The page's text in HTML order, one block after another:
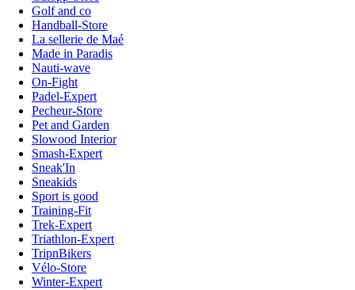
Golf and co
Handball-Store
La sellerie de Maé
Made in Paradis
Nauti-wave
On-Fight
Padel-Expert
Pecheur-Store
Pet and Garden
Slowood Interior
Smash-Expert
Sneak'In
Sneakids
Sport is good
Training-Fit
Trek-Expert
Triathlon-Expert
TripnBikers
Vélo-Store
Winter-Expert